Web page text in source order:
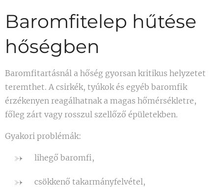
Baromfitelep hűtése
hőségben
Baromfitartásnál a hőség gyorsan kritikus helyzetet
teremthet. A csirkék, tyúkok és egyéb baromfik
érzékenyen reagálhatnak a magas hőmérsékletre,
főleg zárt vagy rosszul szellőző épületekben.
Gyakori problémák:
lihegő baromfi,
csökkenő takarmányfelvétel,